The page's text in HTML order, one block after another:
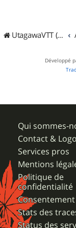
UtagawaVTT (Randos VTT et VTTAE avec traces GPS)
Développé
Qui sommes-
Contact &
Services pros
Mentions
Politique de
confidentialité
Stats des
Status des